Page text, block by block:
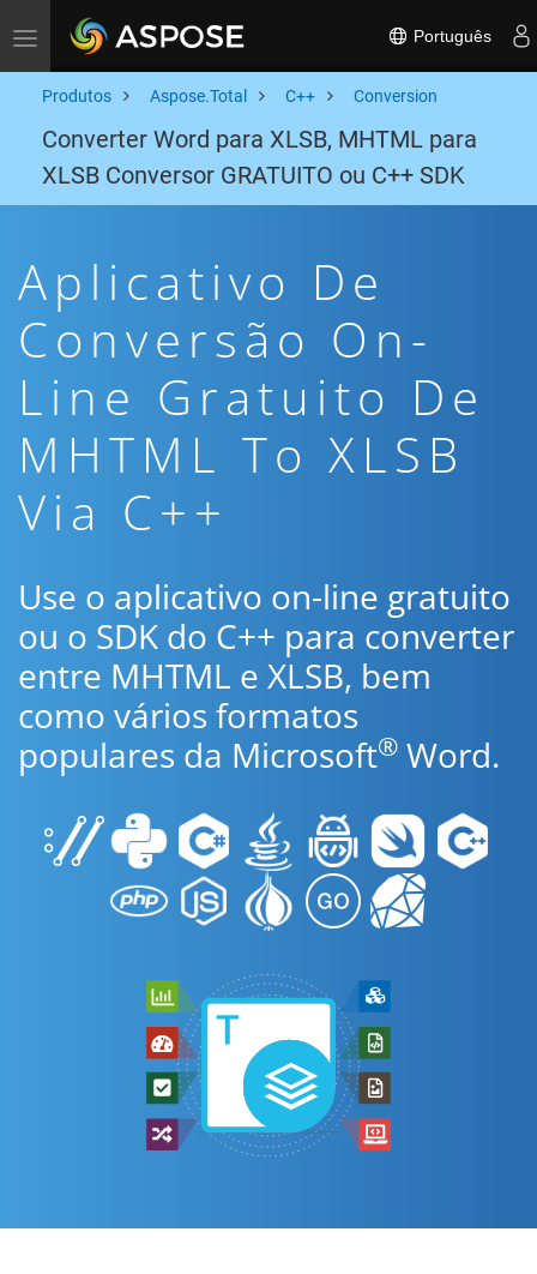
Toggle navigation Português
Produtos Aspose.Total C++ Conversion
Converter Word para XLSB, MHTML para
XLSB Conversor GRATUITO ou C++ SDK
Aplicativo De
Conversão On-
Line Gratuito De
MHTML To XLSB
Via C++
Use o aplicativo on-line gratuito
ou o SDK do C++ para converter
entre MHTML e XLSB, bem
como vários formatos
populares da Microsoft® Word.